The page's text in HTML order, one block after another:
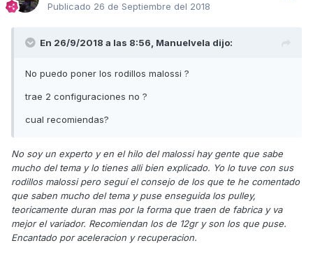
Publicado 26 de Septiembre del 2018
En 26/9/2018 a las 8:56, Manuelvela dijo:
No puedo poner los rodillos malossi ?
trae 2 configuraciones no ?
cual recomiendas?
No soy un experto y en el hilo del malossi hay gente que sabe
mucho del tema y lo tienes alli bien explicado. Yo lo tuve con sus
rodillos malossi pero seguí el consejo de los que te he comentado
que saben mucho del tema y puse enseguida los pulley,
teoricamente duran mas por la forma que traen de fabrica y va
mejor el variador. Recomiendan los de 12gr y son los que puse.
Encantado por aceleracion y recuperacion.